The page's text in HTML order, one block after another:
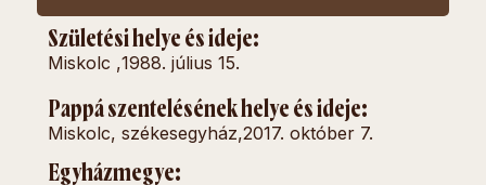
Születési helye és ideje:
Miskolc ,1988. július 15.
Pappá szentelésének helye és ideje:
Miskolc, székesegyház,2017. október 7.
Egyházmegye: